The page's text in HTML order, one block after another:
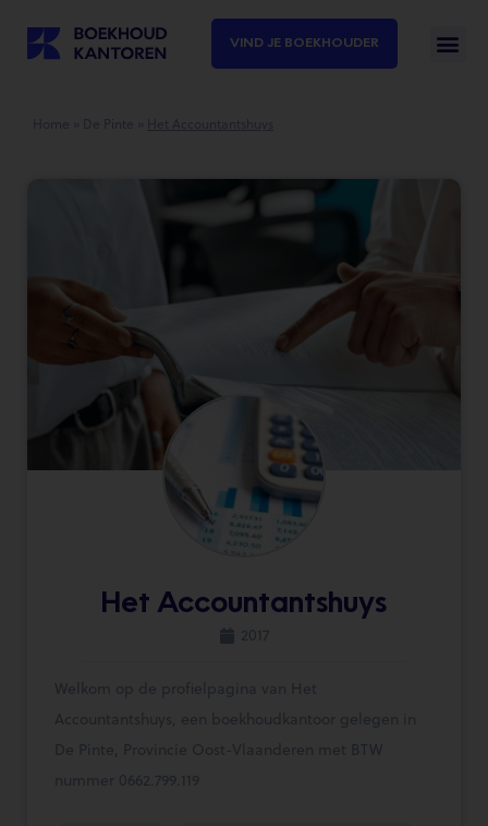
VIND JE BOEKHOUDER
Het Accountantshuys
2017
Welkom op de profielpagina van Het
Accountantshuys, een boekhoudkantoor gelegen in
De Pinte, Provincie Oost-Vlaanderen met BTW
nummer 0662.799.119